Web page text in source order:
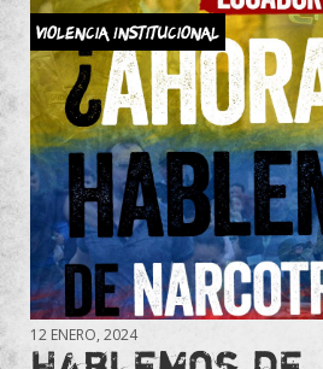
Violencia Institucional
12 ENERO, 2024